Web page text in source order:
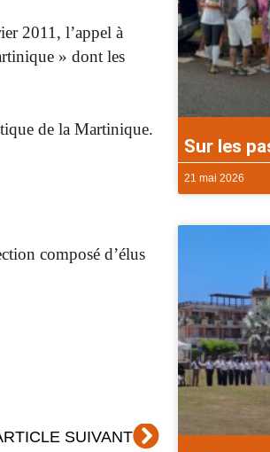
2011, l’appel à
» dont les
de la Martinique.
composé d’élus
SUIVANTSuivant
Sur les
21 mai 2026